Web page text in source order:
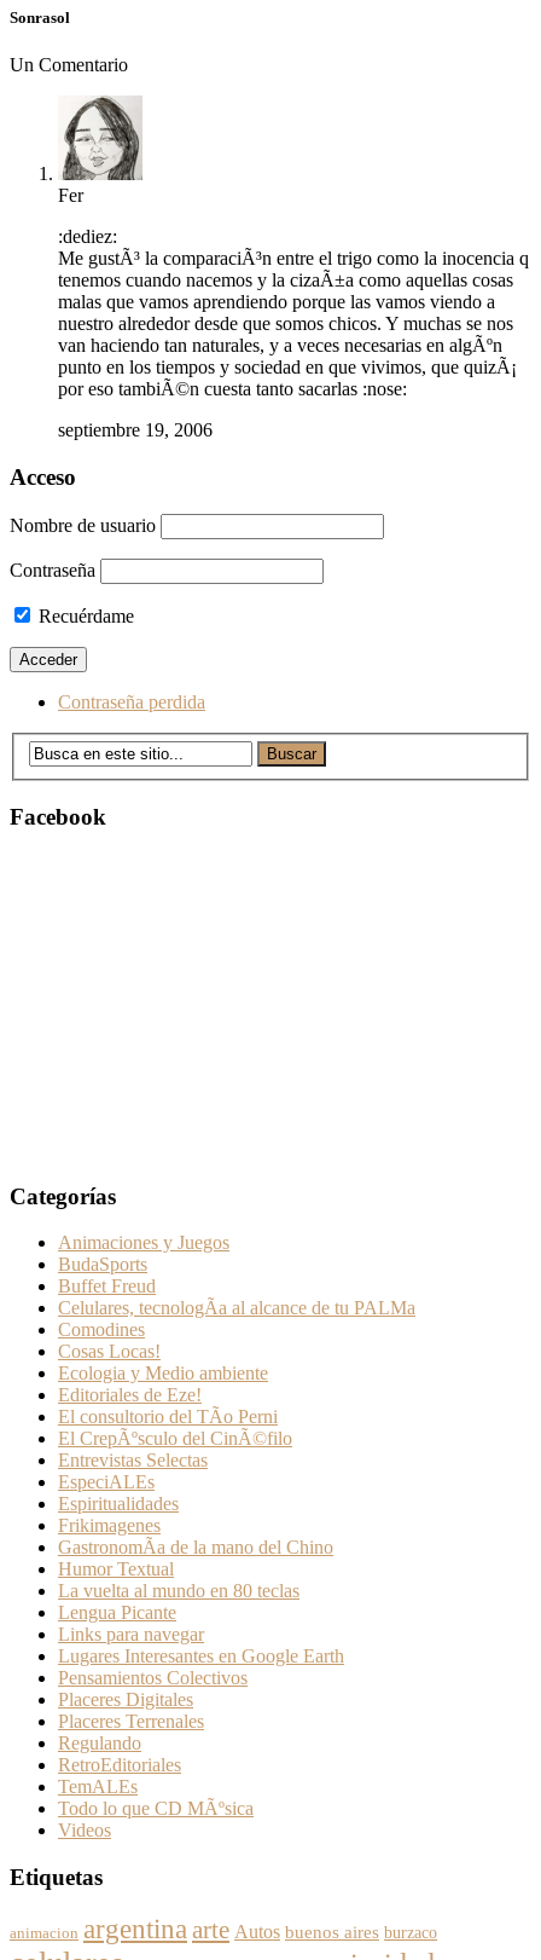
Sonrasol
Un Comentario
Fer
:dediez:
Me gustÃ³ la comparaciÃ³n entre el trigo como la inocencia q
tenemos cuando nacemos y la cizaÃ±a como aquellas cosas
malas que vamos aprendiendo porque las vamos viendo a
nuestro alrededor desde que somos chicos. Y muchas se nos
van haciendo tan naturales, y a veces necesarias en algÃºn
punto en los tiempos y sociedad en que vivimos, que quizÃ¡
por eso tambiÃ©n cuesta tanto sacarlas :nose:
septiembre 19, 2006
Acceso
Nombre de usuario
Contraseña
Recuérdame
Contraseña perdida
Facebook
Categorías
Animaciones y Juegos
BudaSports
Buffet Freud
Celulares, tecnologÃ­a al alcance de tu PALMa
Comodines
Cosas Locas!
Ecologia y Medio ambiente
Editoriales de Eze!
El consultorio del TÃ­o Perni
El CrepÃºsculo del CinÃ©filo
Entrevistas Selectas
EspeciALEs
Espiritualidades
Frikimagenes
GastronomÃ­a de la mano del Chino
Humor Textual
La vuelta al mundo en 80 teclas
Lengua Picante
Links para navegar
Lugares Interesantes en Google Earth
Pensamientos Colectivos
Placeres Digitales
Placeres Terrenales
Regulando
RetroEditoriales
TemALEs
Todo lo que CD MÃºsica
Videos
Etiquetas
animacion argentina arte Autos buenos aires burzaco